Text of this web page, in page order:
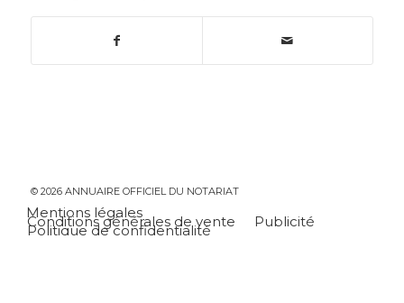
© 2026 ANNUAIRE OFFICIEL DU NOTARIAT
Mentions légales
Conditions générales de vente Publicité
Politique de confidentialité